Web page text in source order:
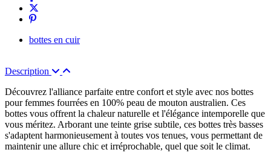
bottes en cuir
Description
Découvrez l'alliance parfaite entre confort et style avec nos bottes
pour femmes fourrées en 100% peau de mouton australien. Ces
bottes vous offrent la chaleur naturelle et l'élégance intemporelle que
vous méritez. Arborant une teinte grise subtile, ces bottes très basses
s'adaptent harmonieusement à toutes vos tenues, vous permettant de
maintenir une allure chic et irréprochable, quel que soit le climat.